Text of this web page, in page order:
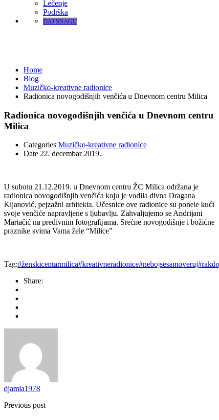
Lečenje
Podrška
DAJ SNAGU
Home
Blog
Muzičko-kreativne radionice
Radionica novogodišnjih venčića u Dnevnom centru Milica
Radionica novogodišnjih venčića u Dnevnom centru
Milica
Categories Muzičko-kreativne radionice
Date 22. decembar 2019.
U subotu 21.12.2019. u Dnevnom centru ŽC Milica održana je
radionica novogodišnjih venčića koju je vodila divna Dragana
Kijanović, pejzažni arhitekta. Učesnice ove radionice su ponele kući
svoje venčiće napravljene s ljubavlju. Zahvaljujemo se Andrijani
Martačić na predivnim fotografijama. Srećne novogodišnje i božićne
praznike svima Vama žele “Milice”
Tag:
Share:
djamla1978
Previous post